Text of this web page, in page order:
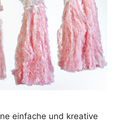
einfache und kreative